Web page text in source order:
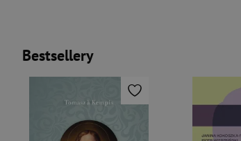
Bestsellery